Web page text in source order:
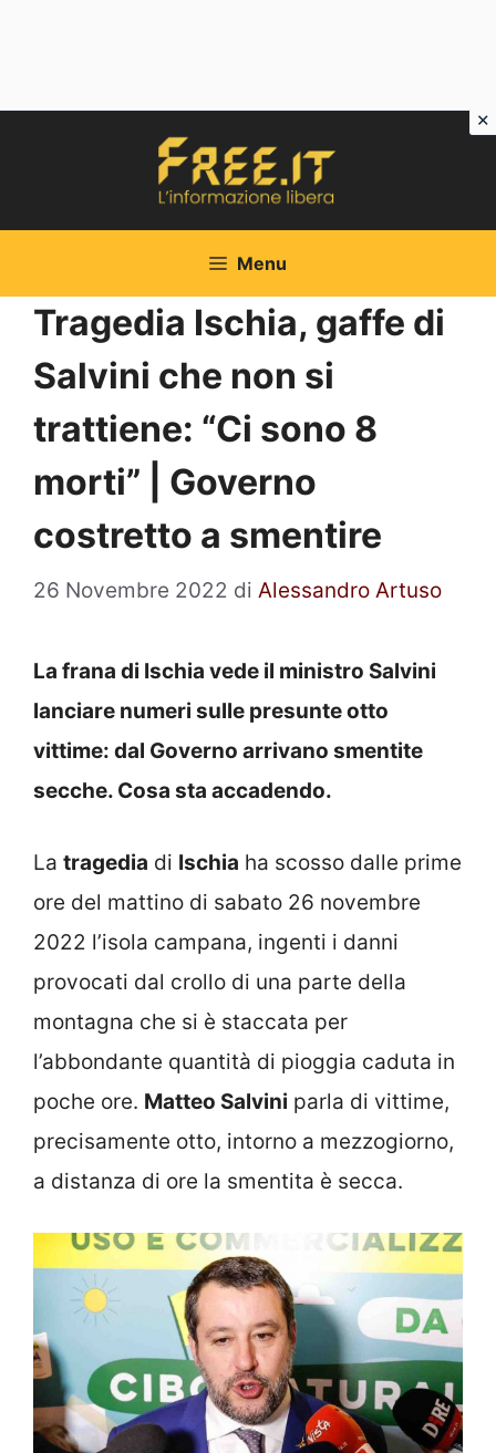
Menu
Tragedia Ischia, gaffe di
Salvini che non si
trattiene: “Ci sono 8
morti” | Governo
costretto a smentire
26 Novembre 2022 di Alessandro Artuso
La frana di Ischia vede il ministro Salvini
lanciare numeri sulle presunte otto
vittime: dal Governo arrivano smentite
secche. Cosa sta accadendo.
La tragedia di Ischia ha scosso dalle prime
ore del mattino di sabato 26 novembre
2022 l’isola campana, ingenti i danni
provocati dal crollo di una parte della
montagna che si è staccata per
l’abbondante quantità di pioggia caduta in
poche ore. Matteo Salvini parla di vittime,
precisamente otto, intorno a mezzogiorno,
a distanza di ore la smentita è secca.